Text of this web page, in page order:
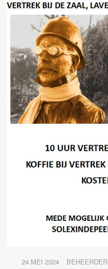
24 MEI 2024 BEHEERDER